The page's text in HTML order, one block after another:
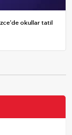
okullar tatil